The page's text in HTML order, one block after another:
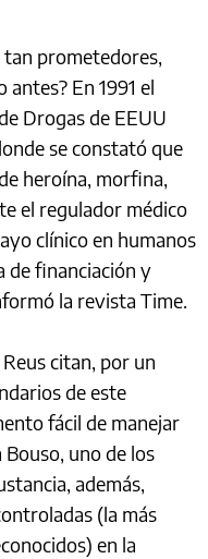
tan prometedores,
En 1991 el
Drogas de EEUU
se constató que
heroína, morfina,
el regulador médico
clínico en humanos
de financiación y
la revista Time.
citan, por un
de este
fácil de manejar
uno de los
además,
(la más
en la